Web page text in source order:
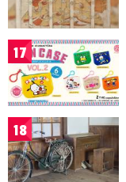
17
18